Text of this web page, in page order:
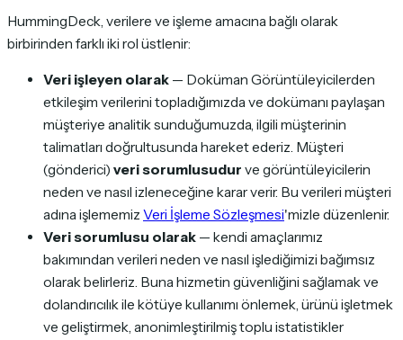
HummingDeck, verilere ve işleme amacına bağlı olarak
birbirinden farklı iki rol üstlenir:
Veri işleyen olarak — Doküman Görüntüleyicilerden
etkileşim verilerini topladığımızda ve dokümanı paylaşan
müşteriye analitik sunduğumuzda, ilgili müşterinin
talimatları doğrultusunda hareket ederiz. Müşteri
(gönderici) veri sorumlusudur ve görüntüleyicilerin
neden ve nasıl izleneceğine karar verir. Bu verileri müşteri
adına işlememiz Veri İşleme Sözleşmesi'mizle düzenlenir.
Veri sorumlusu olarak — kendi amaçlarımız
bakımından verileri neden ve nasıl işlediğimizi bağımsız
olarak belirleriz. Buna hizmetin güvenliğini sağlamak ve
dolandırıcılık ile kötüye kullanımı önlemek, ürünü işletmek
ve geliştirmek, anonimleştirilmiş toplu istatistikler